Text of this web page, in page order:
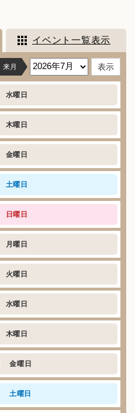
イベント一覧表示
来月
水曜日
木曜日
金曜日
土曜日
日曜日
月曜日
火曜日
水曜日
木曜日
金曜日
土曜日